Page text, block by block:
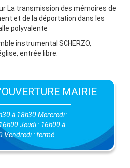
La transmission des mémoires de
et de la déportation dans les
polyvalente
instrumental SCHERZO,
entrée libre.
MAIRIE
à 18h30 Mercredi :
Jeudi : 16h00 à
Vendredi : fermé